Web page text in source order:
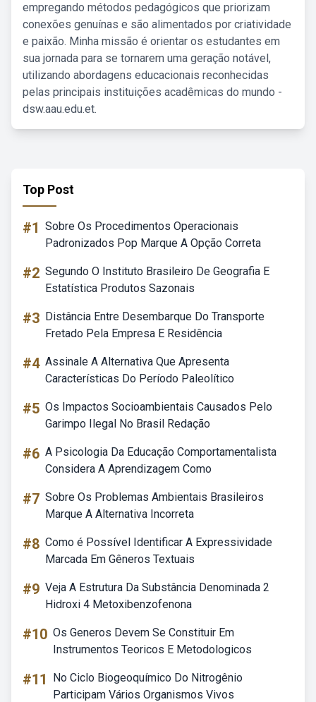
empregando métodos pedagógicos que priorizam
conexões genuínas e são alimentados por criatividade
e paixão. Minha missão é orientar os estudantes em
sua jornada para se tornarem uma geração notável,
utilizando abordagens educacionais reconhecidas
pelas principais instituições acadêmicas do mundo -
dsw.aau.edu.et.
Top Post
#1 Sobre Os Procedimentos Operacionais
Padronizados Pop Marque A Opção Correta
#2 Segundo O Instituto Brasileiro De Geografia E
Estatística Produtos Sazonais
#3 Distância Entre Desembarque Do Transporte
Fretado Pela Empresa E Residência
#4 Assinale A Alternativa Que Apresenta
Características Do Período Paleolítico
#5 Os Impactos Socioambientais Causados Pelo
Garimpo Ilegal No Brasil Redação
#6 A Psicologia Da Educação Comportamentalista
Considera A Aprendizagem Como
#7 Sobre Os Problemas Ambientais Brasileiros
Marque A Alternativa Incorreta
#8 Como é Possível Identificar A Expressividade
Marcada Em Gêneros Textuais
#9 Veja A Estrutura Da Substância Denominada 2
Hidroxi 4 Metoxibenzofenona
#10 Os Generos Devem Se Constituir Em
Instrumentos Teoricos E Metodologicos
#11
No Ciclo Biogeoquímico Do Nitrogênio
Participam Vários Organismos Vivos